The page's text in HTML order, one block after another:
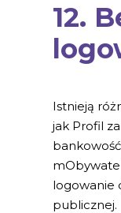
12.
Istnieją
jak Profil
logowanie
publicznej.